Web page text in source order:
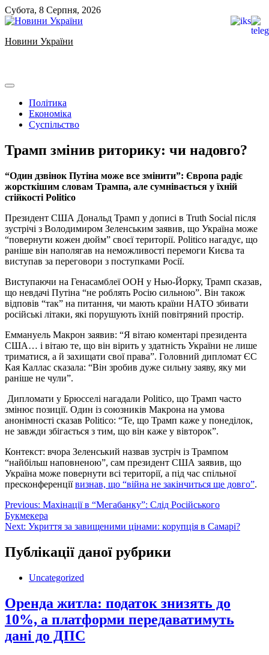
Skip
to
Субота, 8 Серпня, 2026
Новини України
Політика
Економіка
Суспільство
Трамп змінив риторику: чи надовго?
“Один дзвінок Путіна може все змінити”: Європа радіє
жорсткішим словам Трампа, але сумнівається у їхній
стійкості Politico
Президент США Дональд Трамп у дописі в Truth Social після
зустрічі з Володимиром Зеленським заявив, що Україна може
“повернути кожен дюйм” своєї території. Politico нагадує, що
раніше він наполягав на неможливості перемоги Києва та
виступав за переговори з поступками Росії.
Виступаючи на Генасамблеї ООН у Нью-Йорку, Трамп сказав,
що невдачі Путіна “не роблять Росію сильною”. Він також
відповів “так” на питання, чи мають країни НАТО збивати
російські літаки, які порушують їхній повітряний простір.
Еммануель Макрон заявив: “Я вітаю коментарі президента
США… і вітаю те, що він вірить у здатність України не лише
триматися, а й захищати свої права”. Головний дипломат ЄС
Кая Каллас сказала: “Він зробив дуже сильну заяву, яку ми
раніше не чули”.
Дипломати у Брюсселі нагадали Politico, що Трамп часто
змінює позиції. Один із союзників Макрона на умова
анонімності сказав Politico: “Те, що Трамп каже у понеділок,
не завжди збігається з тим, що він каже у вівторок”.
Контекст: вчора Зеленський назвав зустріч із Трампом
“найбільш наповненою”, сам президент США заявив, що
Україна може повернути всі території, а під час спільної
пресконференціївизнав, що “війна не закінчиться ще довго”.
Навігація
записів
Previous: Махінації в “Мегабанку”: Слід Російського
Букмекера
Next: Укриття за завищеними цінами: корупція в Самарі?
Публікації даної рубрики
Uncategorized
Оренда житла: податок знизять до
10%, а платформи передаватимуть
дані до ДПС